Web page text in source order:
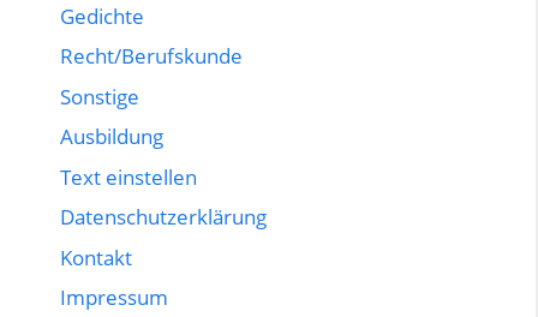
Gedichte
Recht/Berufskunde
Sonstige
Ausbildung
Text einstellen
Datenschutzerklärung
Kontakt
Impressum